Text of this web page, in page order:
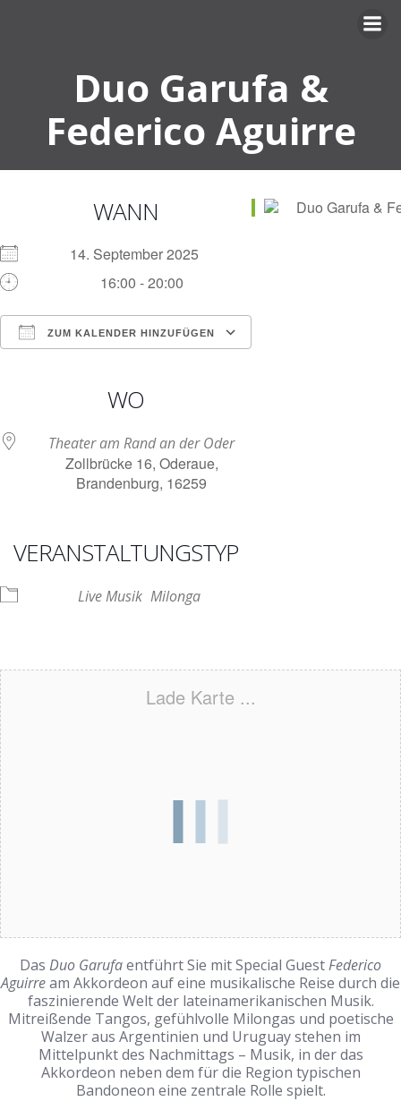
Duo Garufa &
Federico Aguirre
WANN
14. September 2025
16:00 - 20:00
ZUM KALENDER HINZUFÜGEN
WO
Theater am Rand an der Oder
Zollbrücke 16, Oderaue,
Brandenburg, 16259
VERANSTALTUNGSTYP
Live Musik Milonga
Lade Karte ...
Das Duo Garufaentführt Sie mit Special GuestFederico
Aguirream Akkordeon auf eine musikalische Reise durch die
faszinierende Welt der lateinamerikanischen Musik.
Mitreißende Tangos, gefühlvolle Milongas und poetische
Walzer aus Argentinien und Uruguay stehen im
Mittelpunkt des Nachmittags – Musik, in der das
Akkordeon neben dem für die Region typischen
Bandoneon eine zentrale Rolle spielt.